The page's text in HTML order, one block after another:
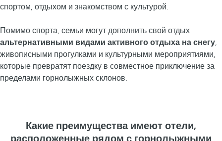
спортом, отдыхом и знакомством с культурой.
Помимо спорта, семьи могут дополнить свой отдых
альтернативными видами активного отдыха на снегу,
живописными прогулками и культурными мероприятиями,
которые превратят поездку в совместное приключение за
пределами горнолыжных склонов.
Какие преимущества имеют отели,